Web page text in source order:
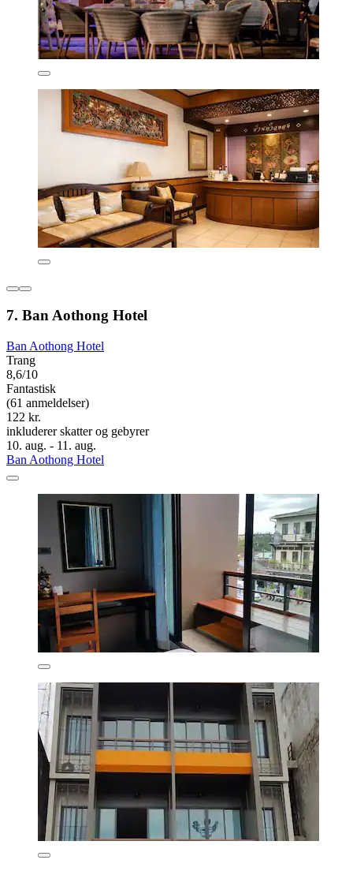
7. Ban Aothong Hotel
Ban Aothong Hotel
Trang
8,6/10
Fantastisk
(61 anmeldelser)
122 kr.
inkluderer skatter og gebyrer
10. aug. - 11. aug.
Ban Aothong Hotel